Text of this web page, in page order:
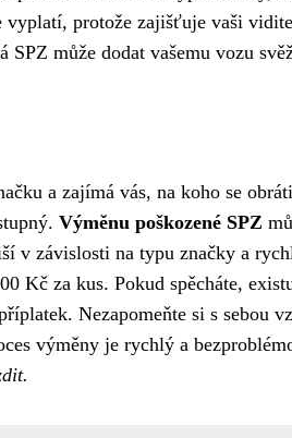
protože zajišťuje vaši
může dodat vašemu vozu
a zajímá vás, na koho se
Výměnu poškozené SPZ
v závislosti na typu značky a
Kč za kus. Pokud spěcháte,
Nezapomeňte si s sebou
výměny je rychlý a